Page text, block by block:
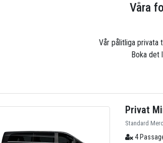
Våra
Vår pålitliga privata
Boka det
Privat
Standard
4